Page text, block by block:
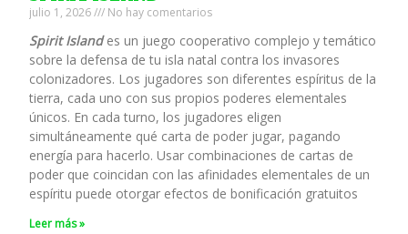
julio 1, 2026 No hay comentarios
Spirit Islandes un juego cooperativo complejo y temático
sobre la defensa de tu isla natal contra los invasores
colonizadores. Los jugadores son diferentes espíritus de la
tierra, cada uno con sus propios poderes elementales
únicos. En cada turno, los jugadores eligen
simultáneamente qué carta de poder jugar, pagando
energía para hacerlo. Usar combinaciones de cartas de
poder que coincidan con las afinidades elementales de un
espíritu puede otorgar efectos de bonificación gratuitos
Leer más »